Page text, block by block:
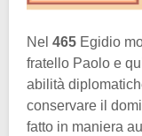
Nel 465 Egidio
fratello Paolo e
abilità
conservare il
fatto in maniera